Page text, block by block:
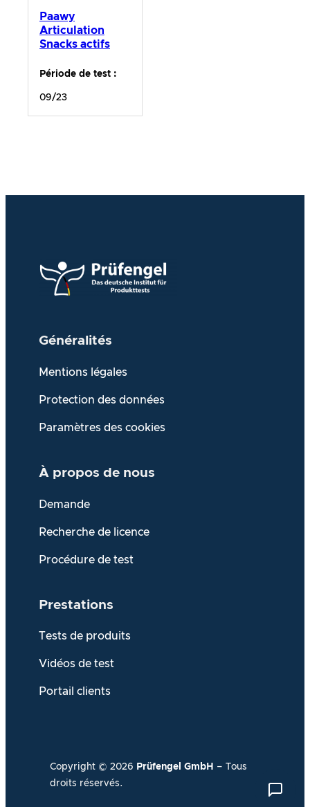
Paawy
Articulation
Snacks actifs
Période de test :
09/23
Généralités
Mentions légales
Protection des données
Paramètres des cookies
À propos de nous
Demande
Recherche de licence
Procédure de test
Prestations
Tests de produits
Vidéos de test
Portail clients
Copyright © 2026 Prüfengel GmbH – Tous
droits réservés.